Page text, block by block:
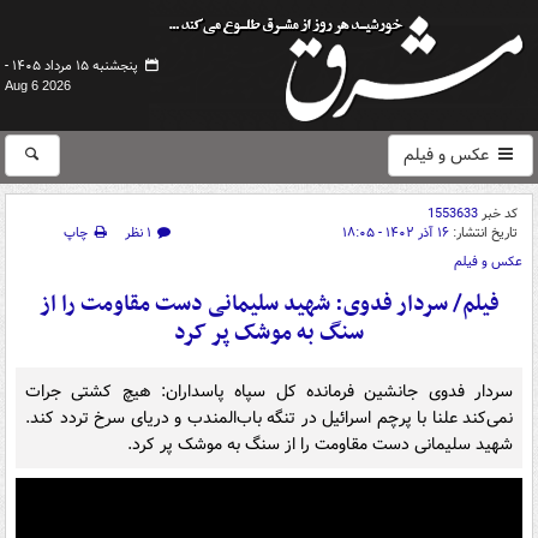
پنجشنبه ۱۵ مرداد ۱۴۰۵ -
Aug 6 2026
عکس و فیلم
کد خبر1553633
تاریخ انتشار: ۱۶ آذر ۱۴۰۲ - ۱۸:۰۵ ۱ نظر
چاپ
عکس و فیلم
فیلم/ سردار فدوی: شهید سلیمانی دست مقاومت را از
سنگ به موشک پر کرد
سردار فدوی جانشین فرمانده کل سپاه پاسداران: هیچ کشتی جرات
نمی‌کند علنا با پرچم اسرائیل در تنگه باب‌المندب و دریای سرخ تردد کند.
شهید سلیمانی دست مقاومت را از سنگ به موشک پر کرد.